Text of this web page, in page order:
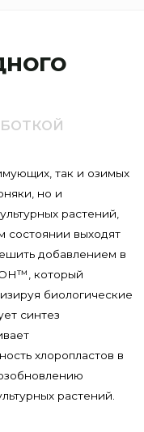
так и озимых
но и
растений,
состоянии выходят
добавлением в
который
биологические
синтез
хлоропластов в
растений.